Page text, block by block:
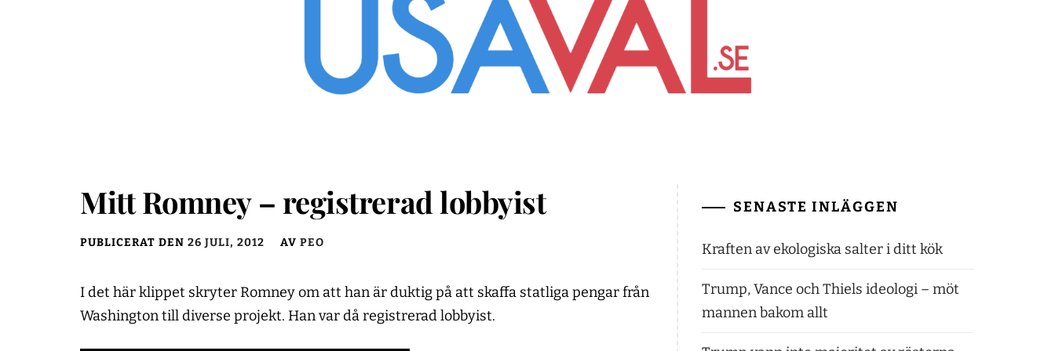
Mitt Romney – registrerad lobbyist
PUBLICERAT DEN 26 JULI, 2012 AV PEO
I det här klippet skryter Romney om att han är duktig på att skaffa statliga pengar från
Washington till diverse projekt. Han var då registrerad lobbyist.
SENASTE INLÄGGEN
Kraften av ekologiska salter i ditt kök
Trump, Vance och Thiels ideologi – möt
mannen bakom allt